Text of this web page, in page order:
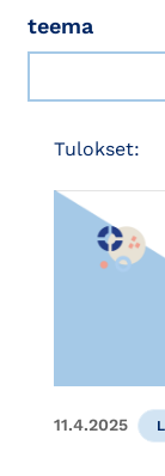
teema
Tulokset:
11.4.2025